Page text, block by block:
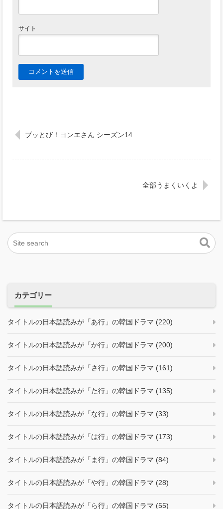
サイト
ブッとび！ヨンエさん シーズン14
全部うまくいくよ
カテゴリー
タイトルの日本語読みが「あ行」の韓国ドラマ (220)
タイトルの日本語読みが「か行」の韓国ドラマ (200)
タイトルの日本語読みが「さ行」の韓国ドラマ (161)
タイトルの日本語読みが「た行」の韓国ドラマ (135)
タイトルの日本語読みが「な行」の韓国ドラマ (33)
タイトルの日本語読みが「は行」の韓国ドラマ (173)
タイトルの日本語読みが「ま行」の韓国ドラマ (84)
タイトルの日本語読みが「や行」の韓国ドラマ (28)
タイトルの日本語読みが「ら行」の韓国ドラマ (55)